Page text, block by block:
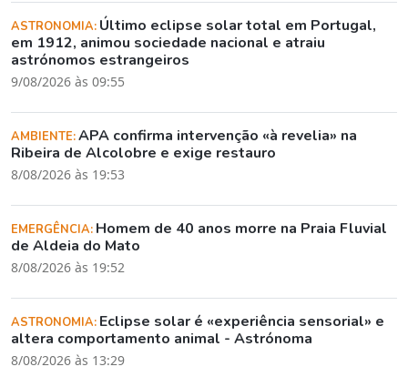
ASTRONOMIA: Último eclipse solar total em Portugal,
em 1912, animou sociedade nacional e atraiu
astrónomos estrangeiros
9/08/2026 às 09:55
AMBIENTE:APA confirma intervenção «à revelia» na
Ribeira de Alcolobre e exige restauro
8/08/2026 às 19:53
EMERGÊNCIA: Homem de 40 anos morre na Praia Fluvial
de Aldeia do Mato
8/08/2026 às 19:52
ASTRONOMIA: Eclipse solar é «experiência sensorial» e
altera comportamento animal - Astrónoma
8/08/2026 às 13:29